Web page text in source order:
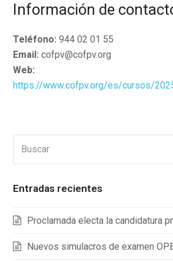
Información de
Teléfono: 944 02 01 55
Email: cofpv@cofpv.org
Web:
https://www.cofpv.org/es/cursos/
Entradas recientes
Proclamada electa la candidatura
Nuevos simulacros de examen